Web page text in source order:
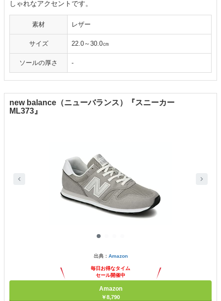
しゃれなアクセントです。
素材 レザー
サイズ 22.0～30.0㎝
ソールの厚さ ‐
new balance（ニューバランス）『スニーカー
ML373』
出典： Amazon
毎日お得なタイム
セール開催中
Amazon
￥8,790